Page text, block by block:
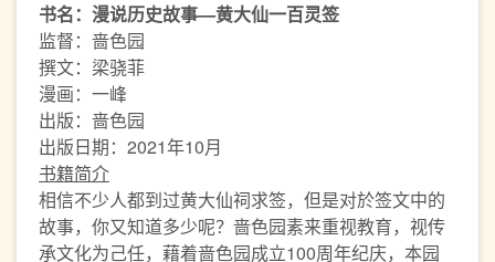
书名：漫说历史故事—黄大仙一百灵签
监督：啬色园
撰文：梁骁菲
漫画：一峰
出版：啬色园
出版日期：2021年10月
书籍简介
相信不少人都到过黄大仙祠求签，但是对於签文中的
故事，你又知道多少呢？啬色园素来重视教育，视传
承文化为己任，藉着啬色园成立100周年纪庆，本园